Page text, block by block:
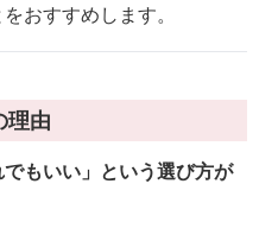
おすすめします。
理由
でもいい」という選び方が